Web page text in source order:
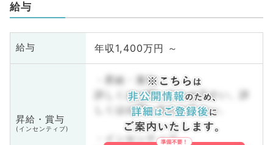
給与
給与 年収1,400万円 ～
昇給・賞与
(インセンティブ)
・昇給・賞与
詳しくはお問い合わせ下さい。詳
しくはお問い合わせ下さい。
・インセンティブ